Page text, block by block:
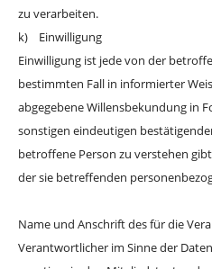
zu verarbeiten.
k) Einwilligung
Einwilligung ist jede von der
bestimmten Fall in informierter
abgegebene Willensbekundung in
sonstigen eindeutigen
betroffene Person zu verstehen
der sie betreffenden
Name und Anschrift des für die
Verantwortlicher im Sinne der